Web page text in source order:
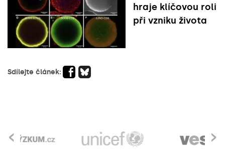
hraje klíčovou roli
při vzniku života
Sdílejte článek:
›
‹